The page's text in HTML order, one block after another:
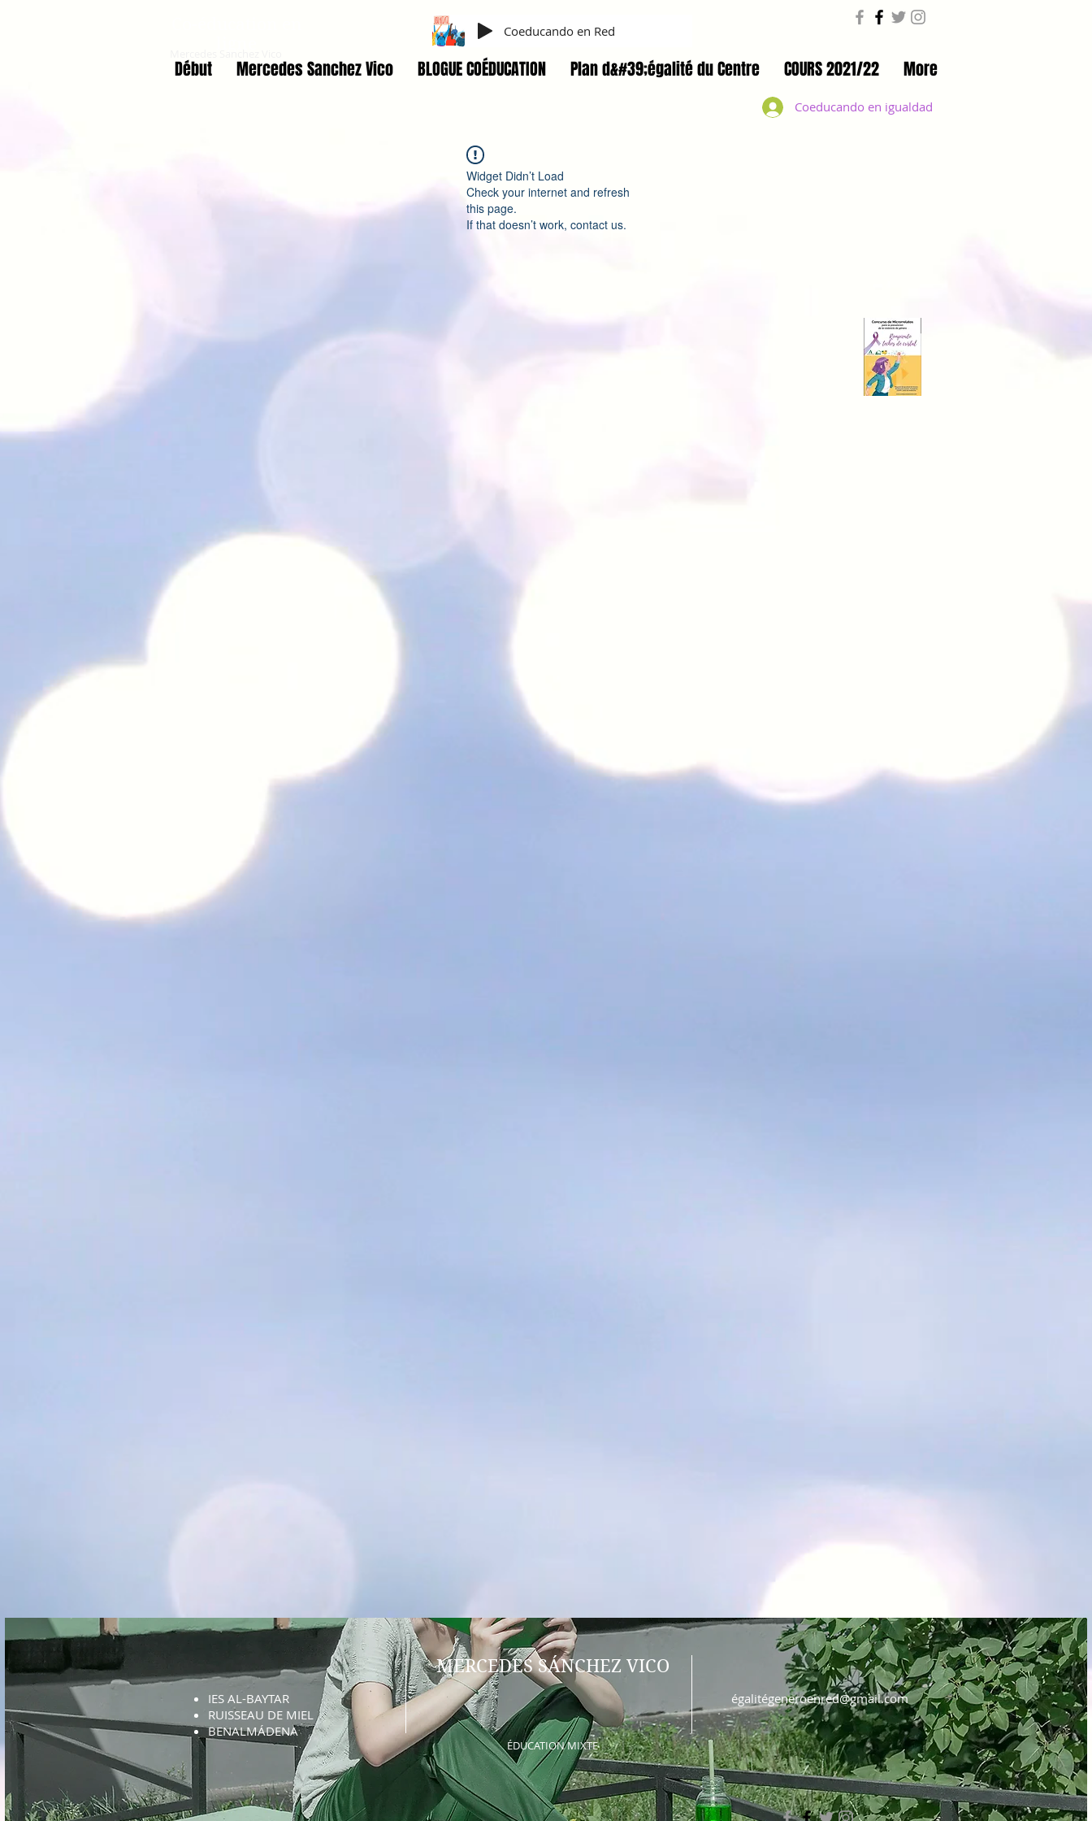
Début Mercedes Sanchez Vico BLOGUE COÉDUCATION Plan d&#39;égalité du Centre COURS 2021/22 More
Coeducando en igualdad
Coeducando en Red
Widget Didn’t Load
Check your internet and refresh
this page.
If that doesn’t work, contact us.
IES AL-BAYTAR
RUISSEAU DE MIEL
BENALMÁDENA
MERCEDES SÁNCHEZ VICO
ÉDUCATION MIXTE
égalitégeneroenred@gmail.com